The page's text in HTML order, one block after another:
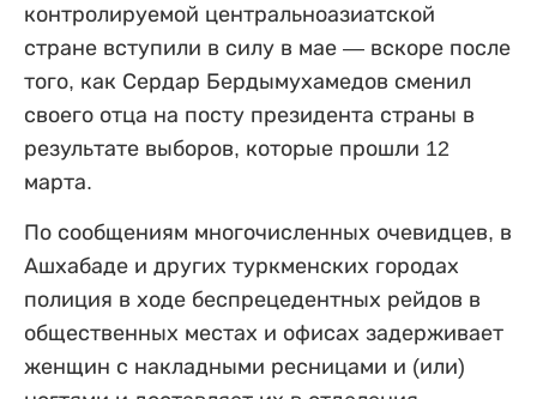
контролируемой центральноазиатской
стране вступили в силу в мае — вскоре после
того, как Сердар Бердымухамедов сменил
своего отца на посту президента страны в
результате выборов, которые прошли 12
марта.
По сообщениям многочисленных очевидцев, в
Ашхабаде и других туркменских городах
полиция в ходе беспрецедентных рейдов в
общественных местах и офисах задерживает
женщин с накладными ресницами и (или)